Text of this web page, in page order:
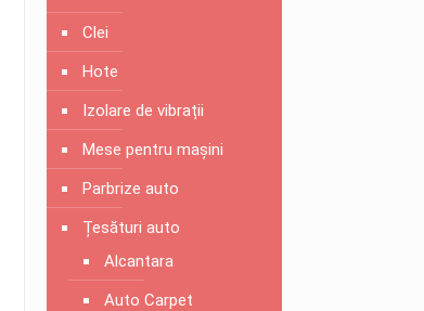
Clei
Hote
Izolare de vibrații
Mese pentru mașini
Parbrize auto
Țesături auto
Alcantara
Auto Carpet